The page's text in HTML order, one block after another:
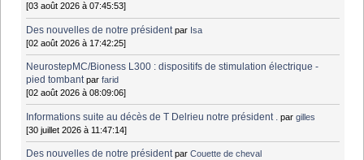
[03 août 2026 à 07:45:53]
Des nouvelles de notre président par Isa
[02 août 2026 à 17:42:25]
NeurostepMC/Bioness L300 : dispositifs de stimulation électrique -
pied tombant parfarid
[02 août 2026 à 08:09:06]
Informations suite au décès de T Delrieu notre président . pargilles
[30 juillet 2026 à 11:47:14]
Des nouvelles de notre président parCouette de cheval